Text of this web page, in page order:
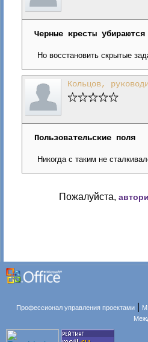
Черные кресты
Но восстановить скрытые
Кольцов,
Пользовательские поля
Никогда с таким не
Пожалуйста,
Профессионал управления проектами